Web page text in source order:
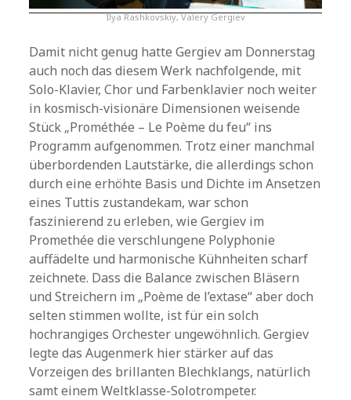
Ilya Rashkovskiy, Valery Gergiev
Damit nicht genug hatte Gergiev am Donnerstag
auch noch das diesem Werk nachfolgende, mit
Solo-Klavier, Chor und Farbenklavier noch weiter
in kosmisch-visionäre Dimensionen weisende
Stück „Prométhée – Le Poème du feu“ ins
Programm aufgenommen. Trotz einer manchmal
überbordenden Lautstärke, die allerdings schon
durch eine erhöhte Basis und Dichte im Ansetzen
eines Tuttis zustandekam, war schon
faszinierend zu erleben, wie Gergiev im
Promethée die verschlungene Polyphonie
auffädelte und harmonische Kühnheiten scharf
zeichnete. Dass die Balance zwischen Bläsern
und Streichern im „Poème de l’extase“ aber doch
selten stimmen wollte, ist für ein solch
hochrangiges Orchester ungewöhnlich. Gergiev
legte das Augenmerk hier stärker auf das
Vorzeigen des brillanten Blechklangs, natürlich
samt einem Weltklasse-Solotrompeter.